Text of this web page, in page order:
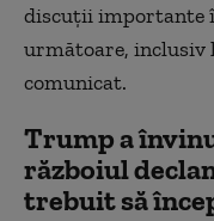
discuţii importante
următoare, inclusiv
comunicat.
Trump a
războiul
trebuit să